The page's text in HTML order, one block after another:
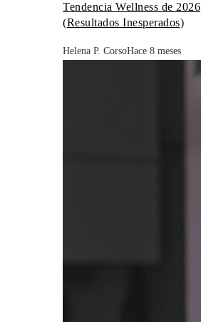
Tendencia Wellness de 2026
(Resultados Inesperados)
Helena P. CorsoHace 8 meses